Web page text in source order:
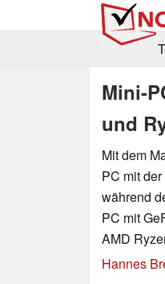
Mini-
und
Mit dem
PC mit
während
PC mit
AMD
Hannes